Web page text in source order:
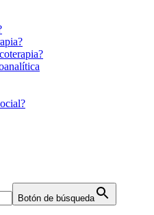
Botón de búsqueda